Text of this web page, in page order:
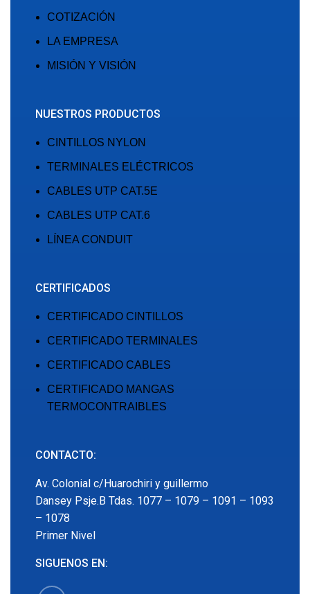
COTIZACIÓN
LA EMPRESA
MISIÓN Y VISIÓN
NUESTROS PRODUCTOS
CINTILLOS NYLON
TERMINALES ELÉCTRICOS
CABLES UTP CAT.5E
CABLES UTP CAT.6
LÍNEA CONDUIT
CERTIFICADOS
CERTIFICADO CINTILLOS
CERTIFICADO TERMINALES
CERTIFICADO CABLES
CERTIFICADO MANGAS
TERMOCONTRAIBLES
CONTACTO:
Av. Colonial c/Huarochiri y guillermo
Dansey Psje.B Tdas. 1077 – 1079 – 1091 – 1093
– 1078
Primer Nivel
SIGUENOS EN: